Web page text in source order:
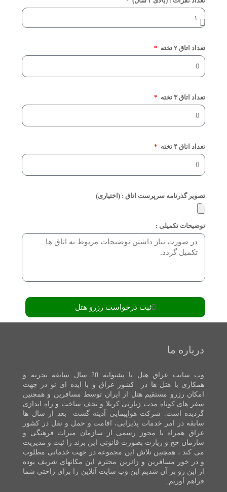
تعداد اتاق ۲ تخته
تعداد اتاق ۳ تخته
تعداد اتاق ۴ تخته
تصویر گذرنامه سرپرست اتاق : (اختیاری)
توضیحات تکمیلی :
ثبت درخواست رزرو هتل
درباره ما
وب سایت عراق هتل با پشتوانه 20 سال سابقه تجربه و
همکاری با هتل ها در کشور عراق و با ایده ای نو در جهت
امکان رزرو مستقیم هتل از ایران توسط مسافرین و همچنین
سفر های کوتاه مدت زیارتی کربلا و نجف ساخت و راه اندازی
گردیده است. شرکت هواپیمایی آدینه گشت بعد از سال ها
سابقه در امر خدمات پذیرایی، اقامت و حمل و نقل در کشور
عراق همراه با مجوز رسمی از سازمان میراث فرهنگی و
سازمان حج و زیارت بصورت قانونی این برند را ثبت و مدیریت
می کند ، همچنین تلاش این مجموعه در جهت خدماتی مطلوب
و در خور مسافرین و زائرین محترم این مکانهای شریف بوده
از این رو بر آن شدیم این وب سایت آنلاین را برای راحتی شما
فراهم آوریم.